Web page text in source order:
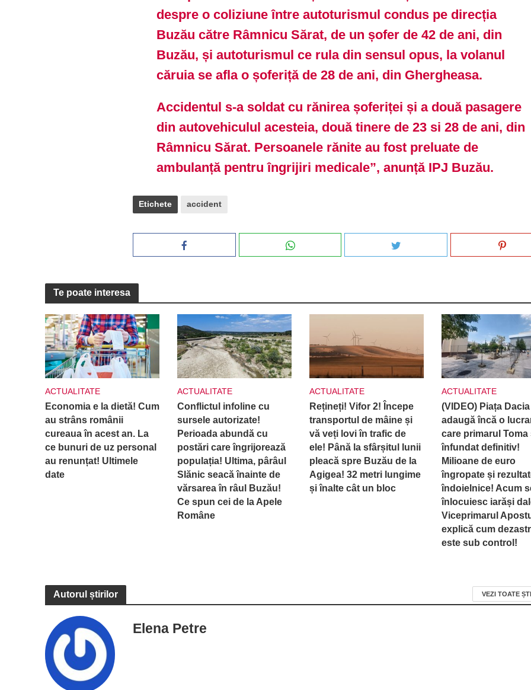
despre o coliziune între autoturismul condus pe direcția
Buzău către Râmnicu Sărat, de un șofer de 42 de ani, din
Buzău, și autoturismul ce rula din sensul opus, la volanul
căruia se afla o șoferiță de 28 de ani, din Ghergheasa.
Accidentul s-a soldat cu rănirea șoferiței și a două pasagere
din autovehiculul acesteia, două tinere de 23 si 28 de ani, din
Râmnicu Sărat. Persoanele rănite au fost preluate de
ambulanță pentru îngrijiri medicale”, anunță IPJ Buzău.
Etichete accident
Te poate interesa
ACTUALITATE
Economia e la dietă! Cum
au strâns românii
cureaua în acest an. La
ce bunuri de uz personal
au renunțat! Ultimele
date
ACTUALITATE
Conflictul infoline cu
sursele autorizate!
Perioada abundă cu
postări care îngrijorează
populația! Ultima, pârâul
Slănic seacă înainte de
vărsarea în râul Buzău!
Ce spun cei de la Apele
Române
ACTUALITATE
Rețineți! Vifor 2! Începe
transportul de mâine și
vă veți lovi în trafic de
ele! Până la sfârșitul lunii
pleacă spre Buzău de la
Agigea! 32 metri lungime
și înalte cât un bloc
ACTUALITATE
(VIDEO) Piața Dacia
adaugă încă o
care primarul Toma
înfundat definitiv!
Milioane de euro
îngropate și
îndoielnice! Acum
înlocuiesc iarăși
Viceprimarul
explică cum
este sub control!
Autorul știrilor VEZI TOATE
Elena Petre